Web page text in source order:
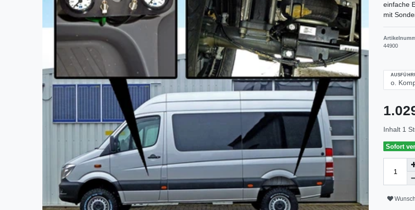
einfache
mit
44900
Inhalt 1
Sofort